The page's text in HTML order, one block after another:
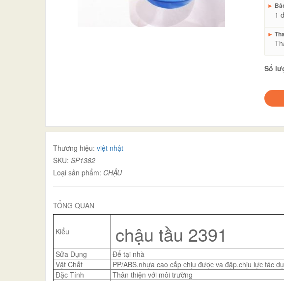
►
1
►
Số
Thương hiệu: việt nhật
SKU: SP1382
Loại sản phẩm: CHẬU
TỔNG QUAN
Kiểu chậu tầu 2391
Sửa Dụng
Để tại nhà
Vật Chất
PP/ABS.nhựa cao cấp chịu được va đập.chịu lực tác
Đặc Tính
Thân thiện với môi trường